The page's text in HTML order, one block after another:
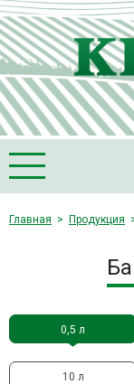
Главная
Культуры
Медиа
Главная Продукция
0,5 л
10 л